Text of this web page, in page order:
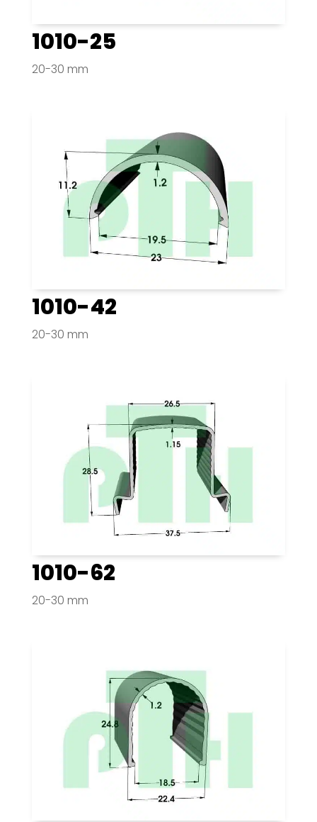
1010-25
20-30 mm
1010-42
20-30 mm
1010-62
20-30 mm